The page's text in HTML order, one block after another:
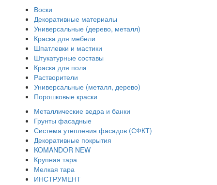
Воски
Декоративные материалы
Универсальные (дерево, металл)
Краска для мебели
Шпатлевки и мастики
Штукатурные составы
Краска для пола
Растворители
Универсальные (металл, дерево)
Порошковые краски
Металлические ведра и банки
Грунты фасадные
Система утепления фасадов (СФКТ)
Декоративные покрытия
KOMANDOR NEW
Крупная тара
Мелкая тара
ИНСТРУМЕНТ